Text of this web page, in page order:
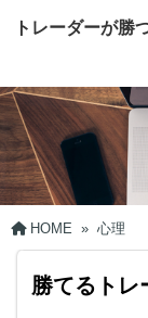
トレーダーが勝
HOME » 心理
勝てるトレ